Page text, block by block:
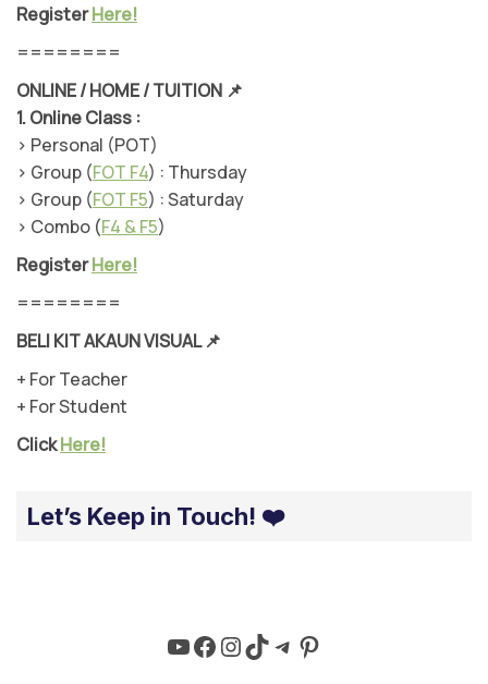
RegisterHere!
========
ONLINE / HOME / TUITION 📌
1.Online Class :
> Personal (POT)
> Group (FOT F4) : Thursday
> Group (FOT F5) : Saturday
> Combo (F4 & F5)
RegisterHere!
========
BELI KIT AKAUN VISUAL📌
+ For Teacher
+ For Student
ClickHere!
Let’s Keep in Touch! ❤️